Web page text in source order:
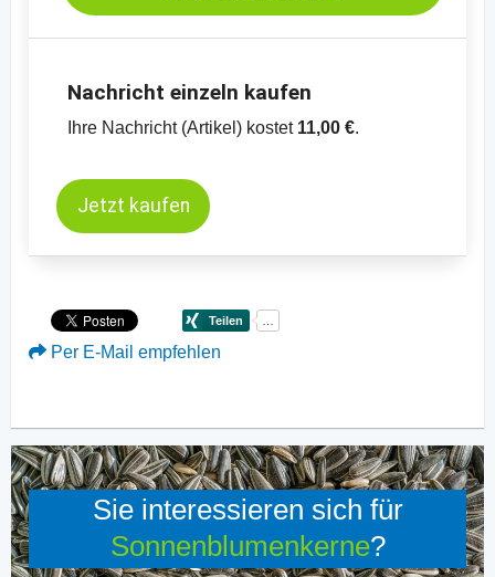
Nachricht einzeln kaufen
Ihre Nachricht (Artikel) kostet 11,00 €.
Jetzt kaufen
Per E-Mail empfehlen
Sie interessieren sich für
Sonnenblumenkerne?